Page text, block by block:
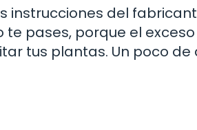
instrucciones del
te pases, porque el
tus plantas. Un poco de